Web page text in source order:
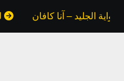
الجليد – آنا كافان